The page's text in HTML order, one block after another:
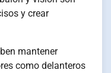
y crear
mantener
como delanteros